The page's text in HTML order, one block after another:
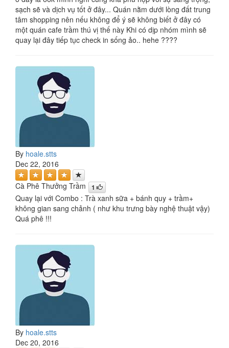
sạch sẽ và dịch vụ tốt ở đây... Quán nằm dưới lòng đất trung
tâm shopping nên nếu không để ý sẽ không biết ở đây có
một quán cafe trầm thú vị thế này Khi có dịp nhóm mình sẽ
quay lại đây tiếp tục check in sống ảo.. hehe ????
By hoale.stts
Dec 22, 2016
Cà Phê Thưởng Trầm 1
Quay lại với Combo : Trà xanh sữa + bánh quy + trầm+
không gian sang chảnh ( như khu trưng bày nghệ thuật vậy)
Quá phê !!!
By hoale.stts
Dec 20, 2016